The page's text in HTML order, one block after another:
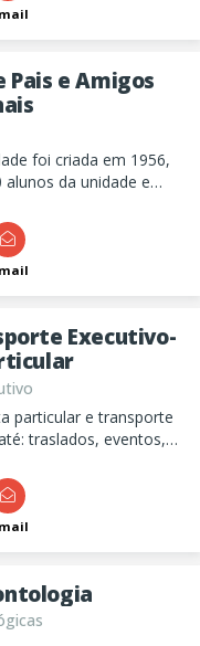
Pais e Amigos
foi criada em 1956,
da unidade e
nos sistemas
Executivo-
particular e transporte
traslados, eventos,
e traz e
e segurança.